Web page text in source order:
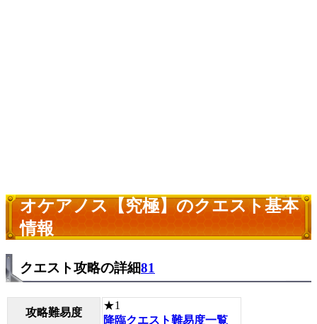
オケアノス【究極】のクエスト基本
情報
クエスト攻略の詳細81
攻略難易度
★1
降臨クエスト難易度一覧